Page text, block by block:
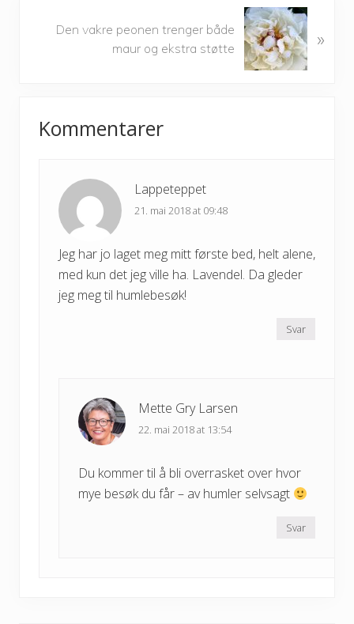
Den vakre peonen trenger både
maur og ekstra støtte
»
Interactions
Kommentarer
Lappeteppet
21. mai 2018 at 09:48
Jeg har jo laget meg mitt første bed, helt alene,
med kun det jeg ville ha. Lavendel. Da gleder
jeg meg til humlebesøk!
Svar
Mette Gry Larsen
22. mai 2018 at 13:54
Du kommer til å bli overrasket over hvor
mye besøk du får – av humler selvsagt
Svar